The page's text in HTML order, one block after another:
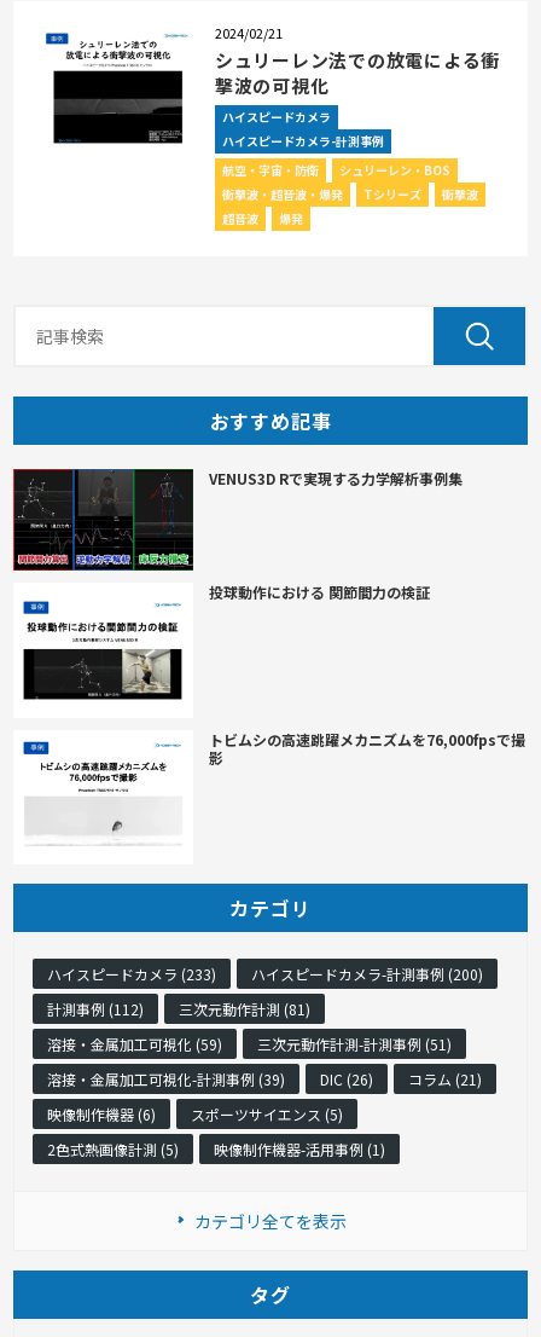
2024/02/21
シュリーレン法での放電による衝
撃波の可視化
ハイスピードカメラ
ハイスピードカメラ-計測事例
航空・宇宙・防衛
シュリーレン・BOS
衝撃波・超音波・爆発
Tシリーズ
衝撃波
超音波
爆発
おすすめ記事
VENUS3D Rで実現する力学解析事例集
投球動作における 関節間力の検証
トビムシの高速跳躍メカニズムを76,000fpsで撮
影
カテゴリ
ハイスピードカメラ (233)
ハイスピードカメラ-計測事例 (200)
計測事例 (112)
三次元動作計測 (81)
溶接・金属加工可視化 (59)
三次元動作計測-計測事例 (51)
溶接・金属加工可視化-計測事例 (39)
DIC (26)
コラム (21)
映像制作機器 (6)
スポーツサイエンス (5)
2色式熱画像計測 (5)
映像制作機器-活用事例 (1)
カテゴリ全てを表示
タグ